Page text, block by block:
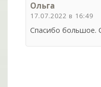
Ольга
17.07.2022 в 16:49
Спасибо большое.